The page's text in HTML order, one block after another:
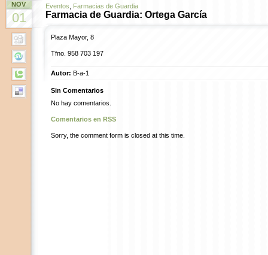
NOV
01
Eventos Farmacias de Guardia
Farmacia de Guardia: Ortega García
Plaza Mayor, 8
Tfno. 958 703 197
Autor: B-a-1
Sin Comentarios
No hay comentarios.
Comentarios en RSS
Sorry, the comment form is closed at this time.